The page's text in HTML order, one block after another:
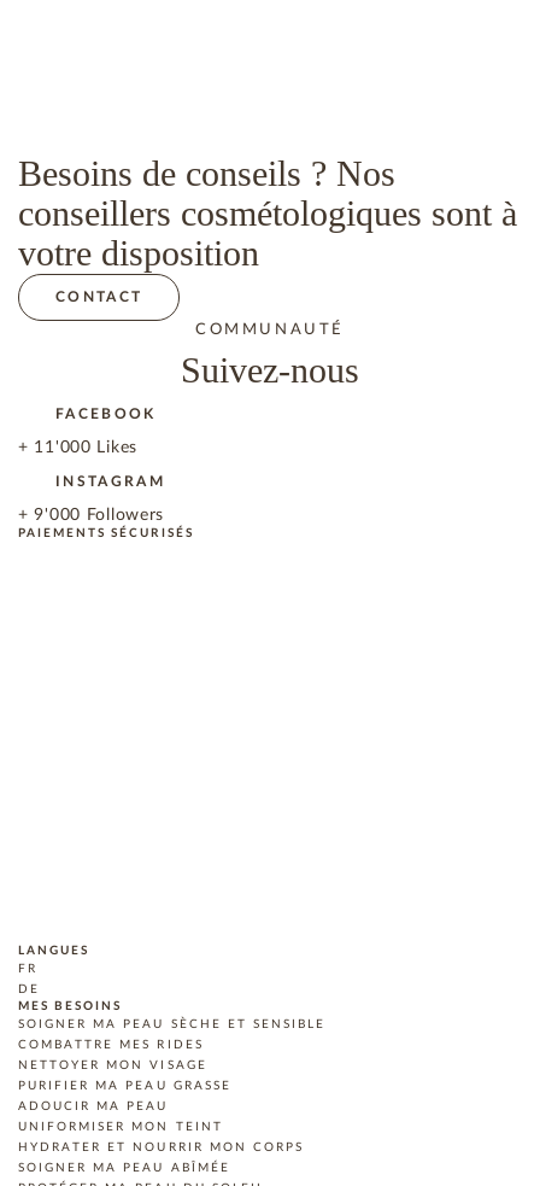
Besoins de conseils ? Nos
conseillers cosmétologiques sont à
votre disposition
CONTACT
COMMUNAUTÉ
Suivez-nous
FACEBOOK
+ 11'000 Likes
INSTAGRAM
+ 9'000 Followers
PAIEMENTS SÉCURISÉS
LANGUES
FR
DE
MES BESOINS
SOIGNER MA PEAU SÈCHE ET SENSIBLE
COMBATTRE MES RIDES
NETTOYER MON VISAGE
PURIFIER MA PEAU GRASSE
ADOUCIR MA PEAU
UNIFORMISER MON TEINT
HYDRATER ET NOURRIR MON CORPS
SOIGNER MA PEAU ABÎMÉE